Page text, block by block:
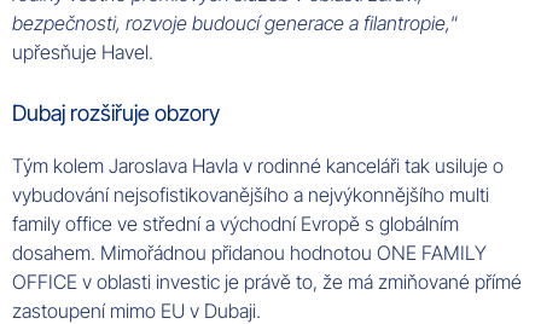
bezpečnosti, rozvoje budoucí generace a filantropie,“
upřesňuje Havel.
Dubaj rozšiřuje obzory
Tým kolem Jaroslava Havla v rodinné kanceláři tak usiluje o
vybudování nejsofistikovanějšího a nejvýkonnějšího multi
family office ve střední a východní Evropě s globálním
dosahem. Mimořádnou přidanou hodnotou ONE FAMILY
OFFICE v oblasti investic je právě to, že má zmiňované přímé
zastoupení mimo EU v Dubaji.